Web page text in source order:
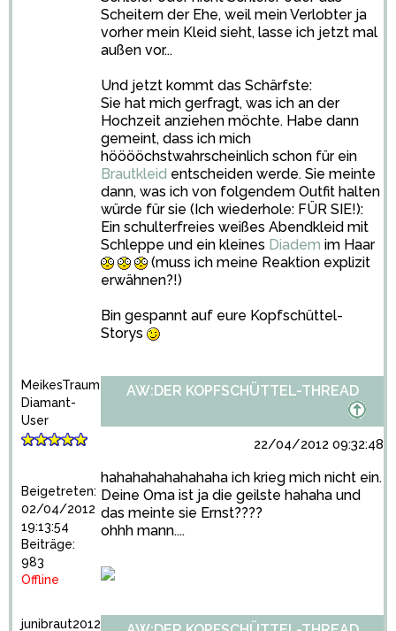
Scheitern der Ehe, weil mein Verlobter ja
vorher mein Kleid sieht, lasse ich jetzt mal
außen vor...
Und jetzt kommt das Schärfste:
Sie hat mich gerfragt, was ich an der
Hochzeit anziehen möchte. Habe dann
gemeint, dass ich mich
hööööchstwahrscheinlich schon für ein
Brautkleid entscheiden werde. Sie meinte
dann, was ich von folgendem Outfit halten
würde für sie (Ich wiederhole: FÜR SIE!):
Ein schulterfreies weißes Abendkleid mit
Schleppe und ein kleines Diadem im Haar
(muss ich meine Reaktion explizit
erwähnen?!)
Bin gespannt auf eure Kopfschüttel-
Storys
MeikesTraum
Diamant-
User
Beigetreten:
02/04/2012
19:13:54
Beiträge:
983
Offline
AW:DER KOPFSCHÜTTEL-THREAD
22/04/2012 09:32:48
hahahahahahahaha ich krieg mich nicht ein.
Deine Oma ist ja die geilste hahaha und
das meinte sie Ernst????
ohhh mann....
junibraut2012